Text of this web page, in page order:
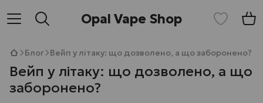
Opal Vape Shop
Блог Вейп у літаку: що дозволено, а що заборонено?
Вейп у літаку: що дозволено, а що
заборонено?